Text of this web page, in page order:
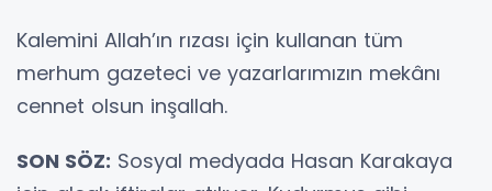
Kalemini Allah’ın rızası için kullanan tüm
merhum gazeteci ve yazarlarımızın mekânı
cennet olsun inşallah.
SON SÖZ: Sosyal medyada Hasan Karakaya